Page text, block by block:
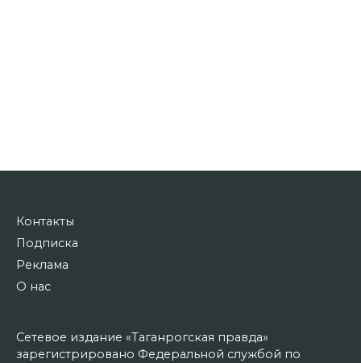
Контакты
Подписка
Реклама
О нас
Сетевое издание «Таганрогская правда»
зарегистрировано Федеральной службой по